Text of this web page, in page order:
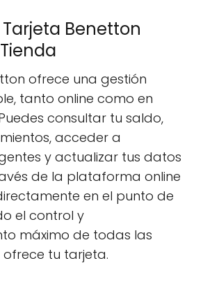
Benetton
ofrece una gestión
tanto online como en
consultar tu saldo,
acceder a
y actualizar tus datos
de la plataforma online
en el punto de
el control y
máximo de todas las
tu tarjeta.